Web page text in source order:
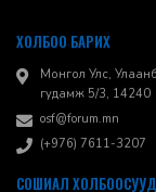
ХОЛБОО БАРИХ
Монгол Улс,
гудамж 5/3, 14240
osf@forum.mn
(+976) 7611-3207
СОШИАЛ ХОЛБООСУУД